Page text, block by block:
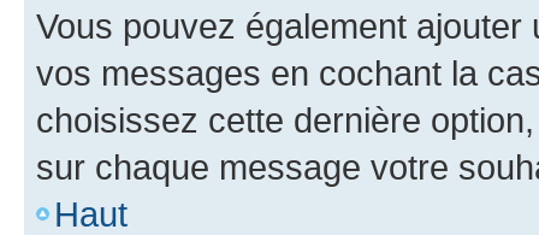
Vous pouvez également
vos messages en cochant la
choisissez cette dernière
sur chaque message votre
Haut